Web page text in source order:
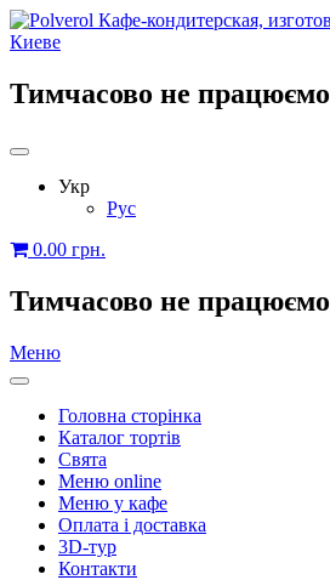
Тимчасово не працюємо
Укр
Рус
0.00 грн.
Тимчасово не працюємо
Меню
Головна сторінка
Каталог тортів
Свята
Меню online
Меню у кафе
Оплата і доставка
3D-тур
Контакти